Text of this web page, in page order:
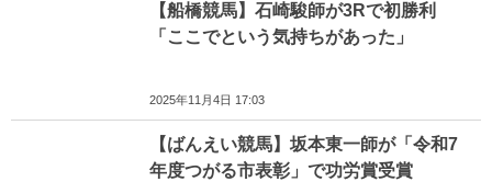
【船橋競馬】石崎駿師が3Rで初勝利
「ここでという気持ちがあった」
2025年11月4日 17:03
【ばんえい競馬】坂本東一師が「令和7
年度つがる市表彰」で功労賞受賞